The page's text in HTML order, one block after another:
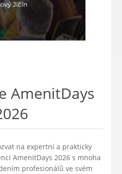
AmenitDays
na expertní a prakticky
AmenitDays 2026 s mnoha
profesionálů ve svém